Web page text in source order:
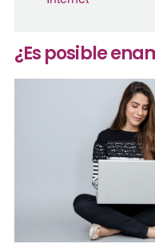
¿Es posible